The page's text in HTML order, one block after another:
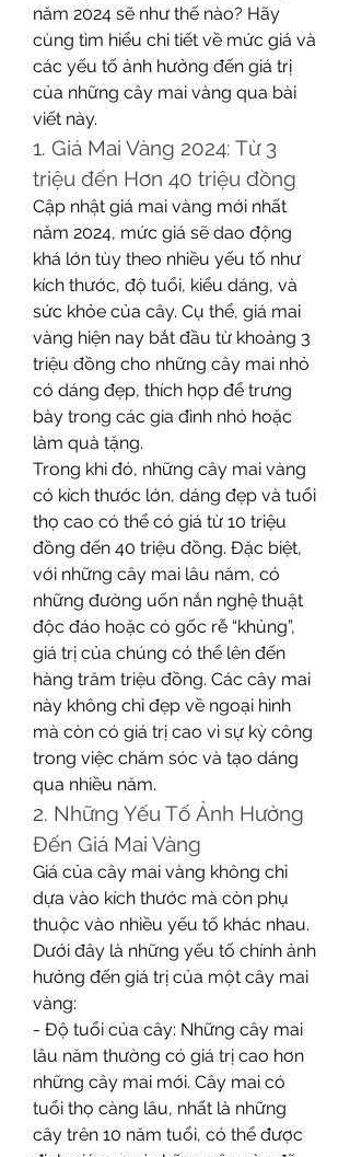
năm 2024 sẽ như thế nào? Hãy
cùng tìm hiểu chi tiết về mức giá và
các yếu tố ảnh hưởng đến giá trị
của những cây mai vàng qua bài
viết này.
1. Giá Mai Vàng 2024: Từ 3
triệu đến Hơn 40 triệu đồng
Cập nhật giá mai vàng mới nhất
năm 2024, mức giá sẽ dao động
khá lớn tùy theo nhiều yếu tố như
kích thước, độ tuổi, kiểu dáng, và
sức khỏe của cây. Cụ thể, giá mai
vàng hiện nay bắt đầu từ khoảng 3
triệu đồng cho những cây mai nhỏ
có dáng đẹp, thích hợp để trưng
bày trong các gia đình nhỏ hoặc
làm quà tặng.
Trong khi đó, những cây mai vàng
có kích thước lớn, dáng đẹp và tuổi
thọ cao có thể có giá từ 10 triệu
đồng đến 40 triệu đồng. Đặc biệt,
với những cây mai lâu năm, có
những đường uốn nắn nghệ thuật
độc đáo hoặc có gốc rễ “khủng”,
giá trị của chúng có thể lên đến
hàng trăm triệu đồng. Các cây mai
này không chỉ đẹp về ngoại hình
mà còn có giá trị cao vì sự kỳ công
trong việc chăm sóc và tạo dáng
qua nhiều năm.
2. Những Yếu Tố Ảnh Hưởng
Đến Giá Mai Vàng
Giá của cây mai vàng không chỉ
dựa vào kích thước mà còn phụ
thuộc vào nhiều yếu tố khác nhau.
Dưới đây là những yếu tố chính ảnh
hưởng đến giá trị của một cây mai
vàng:
- Độ tuổi của cây: Những cây mai
lâu năm thường có giá trị cao hơn
những cây mai mới. Cây mai có
tuổi thọ càng lâu, nhất là những
cây trên 10 năm tuổi, có thể được